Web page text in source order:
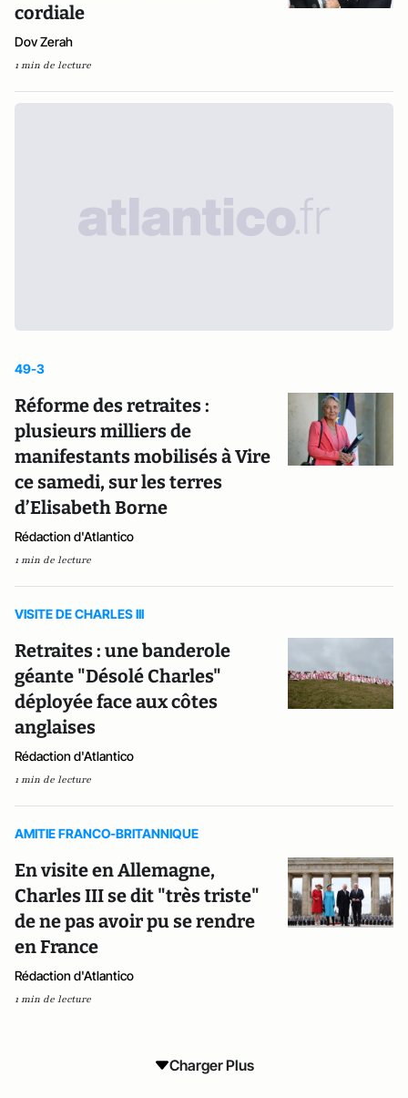
cordiale
Dov Zerah
1 min de lecture
49-3
Réforme des retraites :
plusieurs milliers de
manifestants mobilisés à Vire
ce samedi, sur les terres
d’Elisabeth Borne
Rédaction d'Atlantico
1 min de lecture
VISITE DE CHARLES III
Retraites : une banderole
géante "Désolé Charles"
déployée face aux côtes
anglaises
Rédaction d'Atlantico
1 min de lecture
AMITIE FRANCO-BRITANNIQUE
En visite en Allemagne,
Charles III se dit "très triste"
de ne pas avoir pu se rendre
en France
Rédaction d'Atlantico
1 min de lecture
Charger Plus